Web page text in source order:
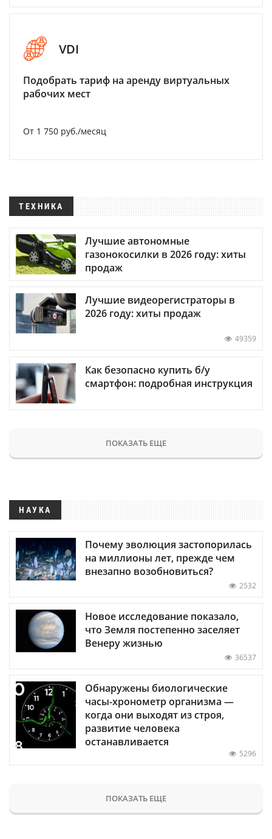
VDI
Подобрать тариф на аренду виртуальных
рабочих мест
От 1 750 руб./месяц
ТЕХНИКА
Лучшие автономные
газонокосилки в 2026 году: хиты
продаж
Лучшие видеорегистраторы в
2026 году: хиты продаж
49359
Как безопасно купить б/у
смартфон: подробная инструкция
ПОКАЗАТЬ ЕЩЕ
НАУКА
Почему эволюция застопорилась
на миллионы лет, прежде чем
внезапно возобновиться?
2532
Новое исследование показало,
что Земля постепенно заселяет
Венеру жизнью
36537
Обнаружены биологические
часы-хронометр организма —
когда они выходят из строя,
развитие человека
останавливается
5296
ПОКАЗАТЬ ЕЩЕ